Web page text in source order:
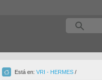
Está en: VRI - HERMES /